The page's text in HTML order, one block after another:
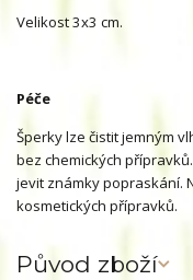
Velikost 3x3 cm.
Péče
Šperky lze čistit jemným
bez chemických
jevit známky popraskání.
kosmetických přípravků.
Původ zboží